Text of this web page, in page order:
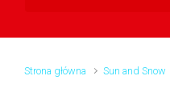
Strona główna Sun and Snow